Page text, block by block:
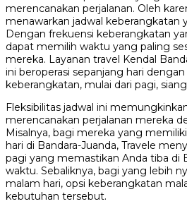
merencanakan perjalanan. Oleh
menawarkan jadwal keberangkatan
Dengan frekuensi keberangkatan
dapat memilih waktu yang paling
mereka. Layanan travel Kendal
ini beroperasi sepanjang hari
keberangkatan, mulai dari pagi,
Fleksibilitas jadwal ini
merencanakan perjalanan mereka
Misalnya, bagi mereka yang
hari di Bandara-Juanda, Travele
pagi yang memastikan Anda tiba di
waktu. Sebaliknya, bagi yang lebih
malam hari, opsi keberangkatan
kebutuhan tersebut.